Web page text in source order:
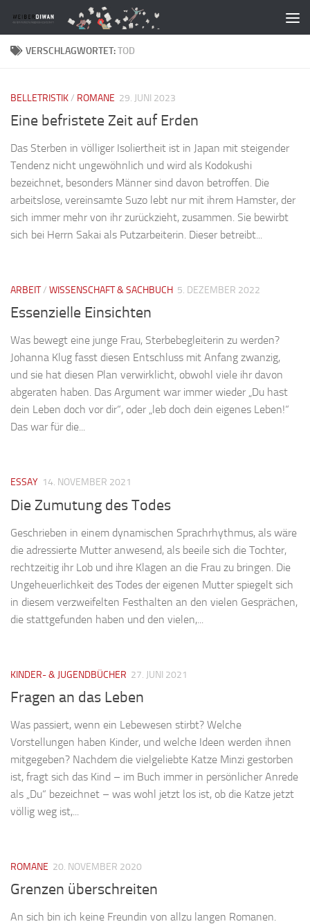
Zum Inhalt springen
VERSCHLAGWORTET:TOD
BELLETRISTIK/ ROMANE 29. JUNI 2023
Eine befristete Zeit auf Erden
Das Sterben in völliger Isoliertheit ist in Japan mit steigender
Tendenz nicht ungewöhnlich und wird als Kodokushi
bezeichnet, besonders Männer sind davon betroffen. Die
arbeitslose, vereinsamte Suzo lebt nur mit ihrem Hamster, der
sich immer mehr von ihr zurückzieht, zusammen. Sie bewirbt
sich bei Herrn Sakai als Putzarbeiterin. Dieser betreibt...
ARBEIT/ WISSENSCHAFT & SACHBUCH 5. DEZEMBER 2022
Essenzielle Einsichten
Was bewegt eine junge Frau, Sterbebegleiterin zu werden?
Johanna Klug fasst diesen Entschluss mit Anfang zwanzig,
und sie hat diesen Plan verwirklicht, obwohl viele ihr davon
abgeraten haben. Das Argument war immer wieder „Du hast
dein Leben doch vor dir“, oder „leb doch dein eigenes Leben!“
Das war für die...
ESSAY 14. NOVEMBER 2021
Die Zumutung des Todes
Geschrieben in einem dynamischen Sprachrhythmus, als wäre
die adressierte Mutter anwesend, als beeile sich die Tochter,
rechtzeitig ihr Lob und ihre Klagen an die Frau zu bringen. Die
Ungeheuerlichkeit des Todes der eigenen Mutter spiegelt sich
in diesem verzweifelten Festhalten an den vielen Gesprächen,
die stattgefunden haben und den vielen,...
KINDER- & JUGENDBÜCHER 27. JUNI 2021
Fragen an das Leben
Was passiert, wenn ein Lebewesen stirbt? Welche
Vorstellungen haben Kinder, und welche Ideen werden ihnen
mitgegeben? Nachdem die vielgeliebte Katze Minzi gestorben
ist, fragt sich das Kind – im Buch immer in persönlicher Anrede
als „Du“ bezeichnet – was wohl jetzt los ist, ob die Katze jetzt
völlig weg ist,...
ROMANE 20. NOVEMBER 2020
Grenzen überschreiten
An sich bin ich keine Freundin von allzu langen Romanen.